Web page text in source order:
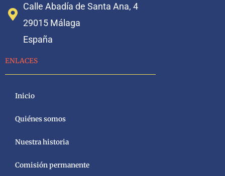
Calle Abadía de Santa Ana, 4
29015 Málaga
España
ENLACES
Inicio
Quiénes somos
Nuestra historia
Comisión permanente